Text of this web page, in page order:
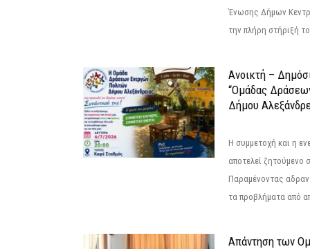
Ένωσης Δήμων
την πλήρη στήριξή
Ανοικτή –
“Ομάδας
Δήμου
Η συμμετοχή και η
αποτελεί ζητούμενο
Παραμένοντας
τα προβλήματα από
Απάντηση των